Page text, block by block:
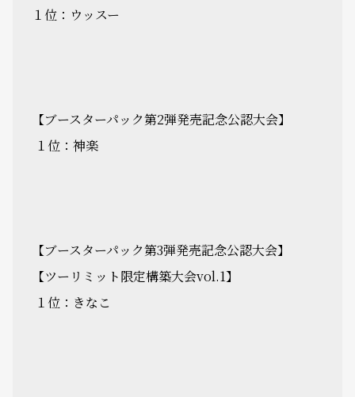
１位：ウッスー
【ブースターパック第2弾発売記念公認大会】
１位：神楽
【ブースターパック第3弾発売記念公認大会】
【ツーリミット限定構築大会vol.1】
１位：きなこ